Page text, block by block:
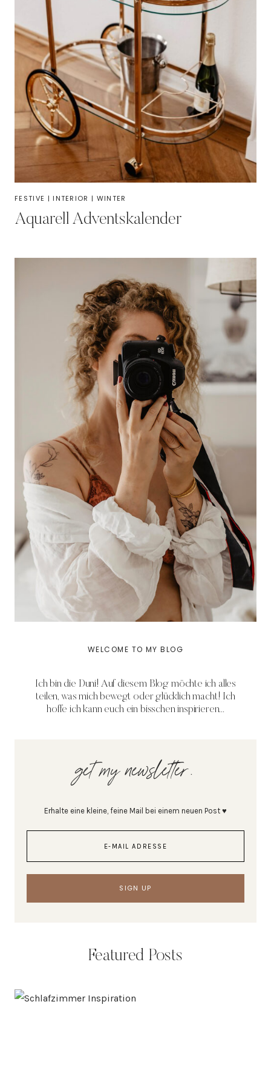
FESTIVE | INTERIOR | WINTER
Aquarell Adventskalender
WELCOME TO MY BLOG
Ich bin die Duni! Auf diesem Blog möchte ich alles
teilen, was mich bewegt oder glücklich macht! Ich
hoffe ich kann euch ein bisschen inspirieren...
get my newsletter.
Erhalte eine kleine, feine Mail bei einem neuen Post ♥
Featured Posts